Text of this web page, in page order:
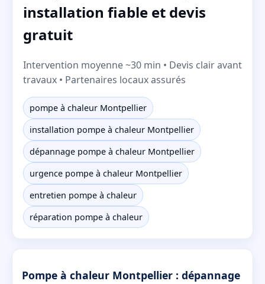
installation fiable et devis
gratuit
Intervention moyenne ~30 min • Devis clair avant
travaux • Partenaires locaux assurés
pompe à chaleur Montpellier
installation pompe à chaleur Montpellier
dépannage pompe à chaleur Montpellier
urgence pompe à chaleur Montpellier
entretien pompe à chaleur
réparation pompe à chaleur
Pompe à chaleur Montpellier : dépannage